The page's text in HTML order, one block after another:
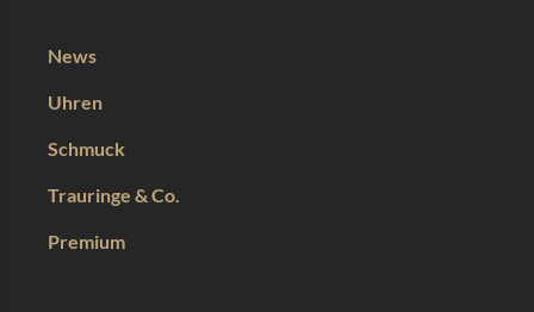
News
Uhren
Schmuck
Trauringe & Co.
Premium